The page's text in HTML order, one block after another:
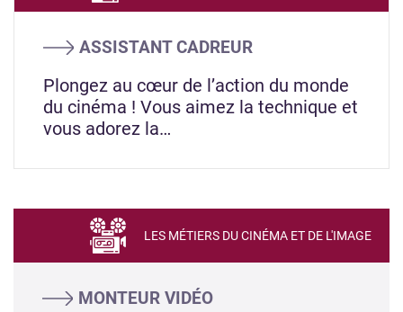
ASSISTANT CADREUR
Plongez au cœur de l’action du monde
du cinéma ! Vous aimez la technique et
vous adorez la…
MONTEUR VIDÉO
LES MÉTIERS DU CINÉMA ET DE L'IMAGE